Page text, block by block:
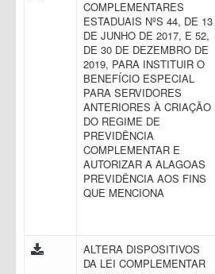
COMPLEMENTARES
ESTADUAIS NºS 44, DE 13
DE JUNHO DE 2017, E 52,
DE 30 DE DEZEMBRO DE
2019, PARA INSTITUIR O
BENEFÍCIO ESPECIAL
PARA SERVIDORES
ANTERIORES À CRIAÇÃO
DO REGIME DE
PREVIDÊNCIA
COMPLEMENTAR E
AUTORIZAR A ALAGOAS
PREVIDÊNCIA AOS FINS
QUE MENCIONA
ALTERA DISPOSITIVOS
DA LEI COMPLEMENTAR